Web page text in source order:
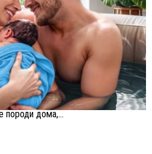
породи дома,...